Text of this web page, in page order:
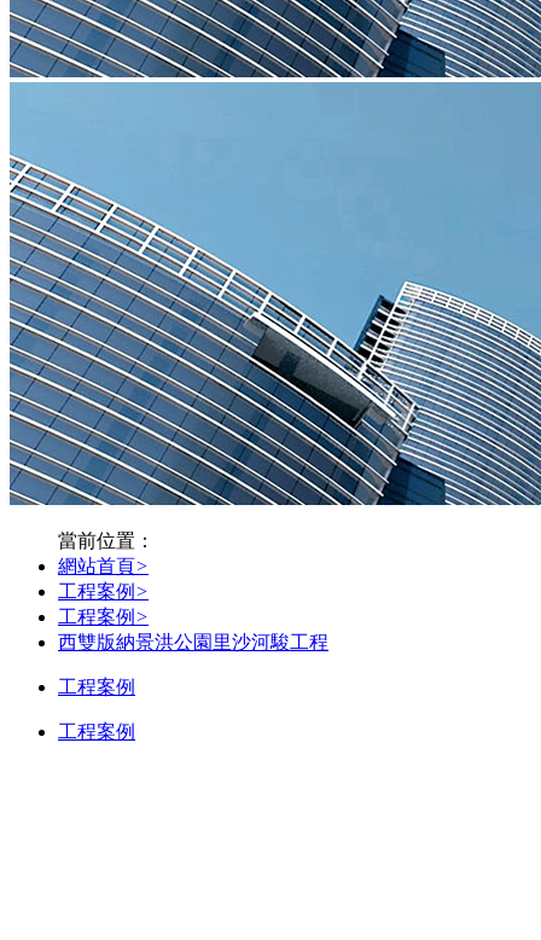
當前位置：
網站首頁>
工程案例 >
工程案例 >
西雙版納景洪公園里沙河駿工程
工程案例
工程案例